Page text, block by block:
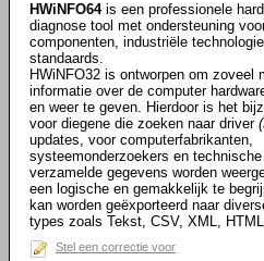
HWiNFO64is een professionele
diagnose tool met ondersteuning
componenten, industriële
standaards.
HWiNFO32 is ontworpen om zoveel
informatie over de computer
en weer te geven. Hierdoor is het
voor diegene die zoeken naar driver
updates, voor computerfabrikanten,
systeemonderzoekers en
verzamelde gegevens worden
een logische en gemakkelijk te
kan worden geëxporteerd naar
types zoals Tekst, CSV, XML,
Stel een correctie voor